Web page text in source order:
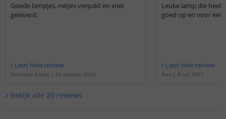
Goede lampjes, netjes verpakt en snel
geleverd.
Lees hele review
Nicolette Edens | 12 oktober 2023
Leuke lamp die heel
goed op en voor een
Lees hele review
Nan | 8 juli 2023
Bekijk alle 20 reviews